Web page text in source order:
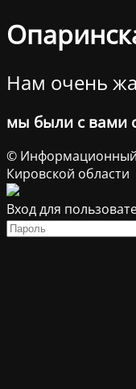
Нам очень
мы были с вами
© Информационный
Кировской области
Вход для